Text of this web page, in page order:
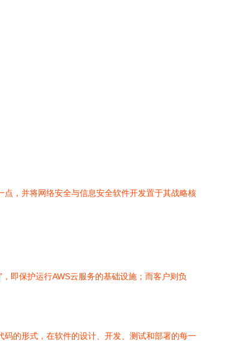
，并将网络安全与信息安全软件开发置于其战略核
即保护运行AWS云服务的基础设施；而客户则负
的形式，在软件的设计、开发、测试和部署的每一